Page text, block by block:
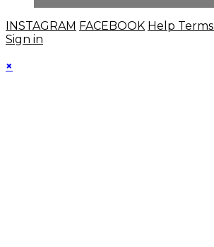
INSTAGRAM FACEBOOK Help Terms
Sign in
×